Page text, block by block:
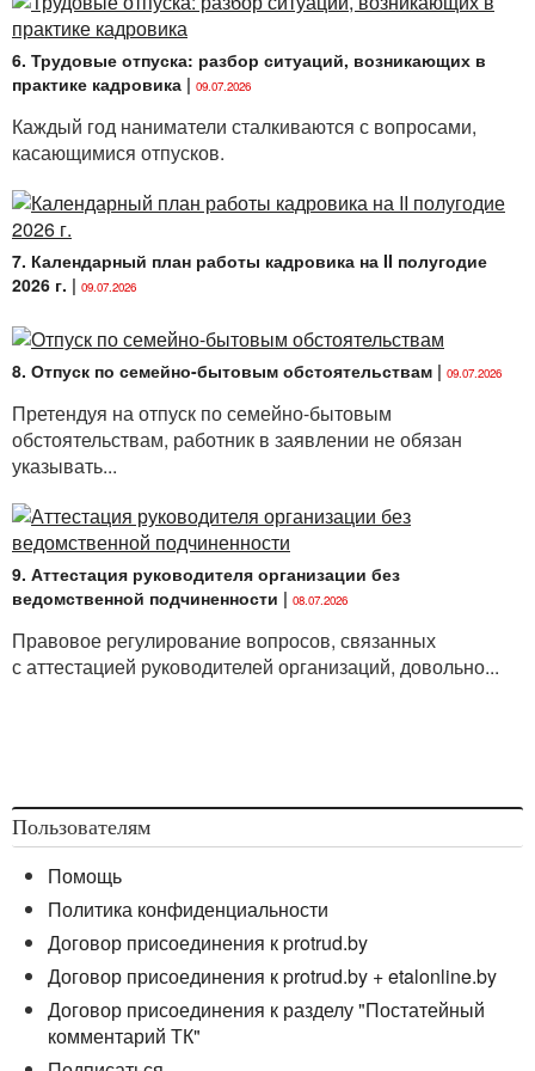
и делопроизводству Министерства юстиции
Республики Беларусь от 28.11.2019 № 41
(далее — УСОРД);
Инструкцияо порядке использования
и бухгалтерского учета бланков строгой
Министерства финансов Республики Беларусь
от 18.12.2008 № 196 (далее —
Инструкция № 196);
постановление
от 30.03.2004 № 34 «Об утверждении Общих
положений Единого тарифно-
и профессий рабочих (ЕТКС)» (далее —
Постановление № 34);
и социальной защиты Республики Беларусь
от 02.01.2012 № 1 «Об утверждении Общих
положений Единого квалификационного
справочника должностей служащих» (далее —
ПОДГОТОВИТЕЛЬНАЯ РАБОТА
нужно выяснить реальную обстановку
в организации, определить заданные условия,
которым должны будут соответствовать кадровые
документы.
Выяснение дел в организации
До того, как приступить к проверке имеющихся
документов и восстановлению кадрового учета,
нужно узнать, как реально обстоят дела
6. Трудовые отпуска: разбор ситуаций, возникающих в
практике кадровика | 09.07.2026
Каждый год наниматели сталкиваются с вопросами,
касающимися отпусков.
7. Календарный план работы кадровика на II полугодие
2026 г. | 09.07.2026
8. Отпуск по семейно-бытовым обстоятельствам | 09.07.2026
Претендуя на отпуск по семейно-бытовым
обстоятельствам, работник в заявлении не обязан
указывать...
9. Аттестация руководителя организации без
ведомственной подчиненности | 08.07.2026
Правовое регулирование вопросов, связанных
с аттестацией руководителей организаций, довольно...
Пользователям
Помощь
Политика конфиденциальности
Договор присоединения к protrud.by
Договор присоединения к protrud.by + etalonline.by
Договор присоединения к разделу "Постатейный
комментарий ТК"